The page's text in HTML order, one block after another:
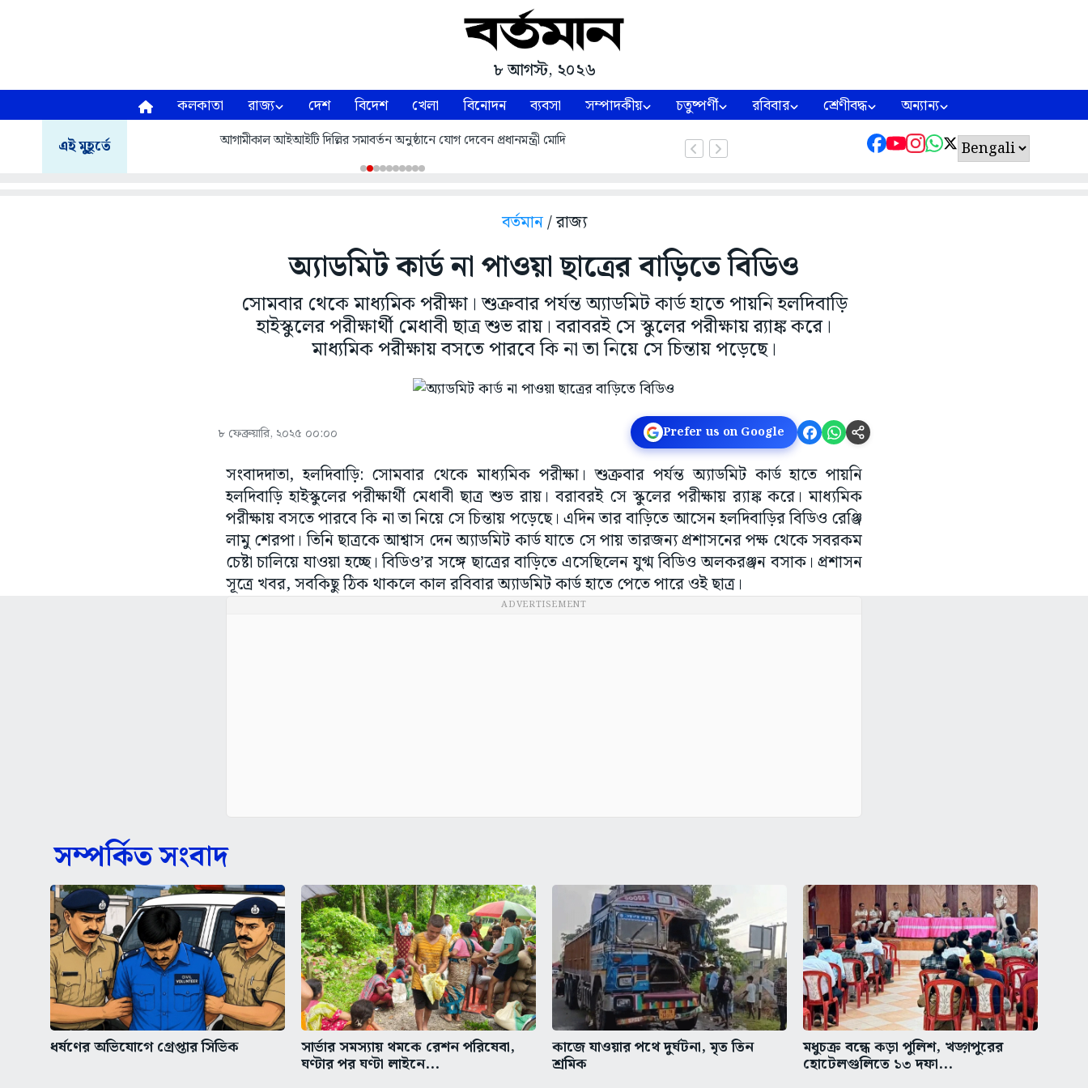
৮ আগস্ট, ২০২৬
কলকাতা রাজ্য দেশ বিদেশ খেলা বিনোদন ব্যবসা সম্পাদকীয় চতুষ্পর্ণী রবিবার শ্রেণীবদ্ধ অন্যান্য
এই মুহূর্তে আগামীকাল আইআইটি দিল্লির সমাবর্তন অনুষ্ঠানে যোগ দেবেন প্রধানমন্ত্রী মোদি
বর্তমান/ রাজ্য
অ্যাডমিট কার্ড না পাওয়া ছাত্রের বাড়িতে বিডিও
সোমবার থেকে মাধ্যমিক পরীক্ষা। শুক্রবার পর্যন্ত অ্যাডমিট কার্ড হাতে পায়নি হলদিবাড়ি
হাইস্কুলের পরীক্ষার্থী মেধাবী ছাত্র শুভ রায়। বরাবরই সে স্কুলের পরীক্ষায় র‌্যাঙ্ক করে।
মাধ্যমিক পরীক্ষায় বসতে পারবে কি না তা নিয়ে সে চিন্তায় পড়েছে।
৮ ফেব্রুয়ারি, ২০২৫ ০০:০০ Prefer us on Google
সংবাদদাতা, হলদিবাড়ি: সোমবার থেকে মাধ্যমিক পরীক্ষা। শুক্রবার পর্যন্ত অ্যাডমিট কার্ড হাতে পায়নি
হলদিবাড়ি হাইস্কুলের পরীক্ষার্থী মেধাবী ছাত্র শুভ রায়। বরাবরই সে স্কুলের পরীক্ষায় র‌্যাঙ্ক করে। মাধ্যমিক
পরীক্ষায় বসতে পারবে কি না তা নিয়ে সে চিন্তায় পড়েছে। এদিন তার বাড়িতে আসেন হলদিবাড়ির বিডিও রেঞ্জি
লামু শেরপা। তিনি ছাত্রকে আশ্বাস দেন অ্যাডমিট কার্ড যাতে সে পায় তারজন্য প্রশাসনের পক্ষ থেকে সবরকম
চেষ্টা চালিয়ে যাওয়া হচ্ছে। বিডিও’র সঙ্গে ছাত্রের বাড়িতে এসেছিলেন যুগ্ম বিডিও অলকরঞ্জন বসাক। প্রশাসন
সূত্রে খবর, সবকিছু ঠিক থাকলে কাল রবিবার অ্যাডমিট কার্ড হাতে পেতে পারে ওই ছাত্র।
ADVERTISEMENT
সম্পর্কিত সংবাদ
ধর্ষণের অভিযোগে গ্রেপ্তার সিভিক সার্ভার সমস্যায় থমকে রেশন পরিষেবা,
ঘণ্টার পর ঘণ্টা লাইনে...
কাজে যাওয়ার পথে দুর্ঘটনা, মৃত তিন
শ্রমিক
মধুচক্র বন্ধে কড়া পুলিশ, খড়্গপুরের
হোটেলগুলিতে ১৩ দফা...